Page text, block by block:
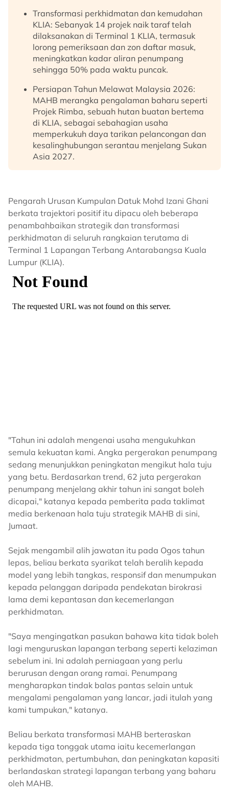
Transformasi perkhidmatan dan kemudahan
KLIA: Sebanyak 14 projek naik taraf telah
dilaksanakan di Terminal 1 KLIA, termasuk
lorong pemeriksaan dan zon daftar masuk,
meningkatkan kadar aliran penumpang
sehingga 50% pada waktu puncak.
Persiapan Tahun Melawat Malaysia 2026:
MAHB merangka pengalaman baharu seperti
Projek Rimba, sebuah hutan buatan bertema
di KLIA, sebagai sebahagian usaha
memperkukuh daya tarikan pelancongan dan
kesalinghubungan serantau menjelang Sukan
Asia 2027.
Pengarah Urusan Kumpulan Datuk Mohd Izani Ghani
berkata trajektori positif itu dipacu oleh beberapa
penambahbaikan strategik dan transformasi
perkhidmatan di seluruh rangkaian terutama di
Terminal 1 Lapangan Terbang Antarabangsa Kuala
Lumpur (KLIA).
"Tahun ini adalah mengenai usaha mengukuhkan
semula kekuatan kami. Angka pergerakan penumpang
sedang menunjukkan peningkatan mengikut hala tuju
yang betu. Berdasarkan trend, 62 juta pergerakan
penumpang menjelang akhir tahun ini sangat boleh
dicapai," katanya kepada pemberita pada taklimat
media berkenaan hala tuju strategik MAHB di sini,
Jumaat.
Sejak mengambil alih jawatan itu pada Ogos tahun
lepas, beliau berkata syarikat telah beralih kepada
model yang lebih tangkas, responsif dan menumpukan
kepada pelanggan daripada pendekatan birokrasi
lama demi kepantasan dan kecemerlangan
perkhidmatan.
"Saya mengingatkan pasukan bahawa kita tidak boleh
lagi menguruskan lapangan terbang seperti kelaziman
sebelum ini. Ini adalah perniagaan yang perlu
berurusan dengan orang ramai. Penumpang
mengharapkan tindak balas pantas selain untuk
mengalami pengalaman yang lancar, jadi itulah yang
kami tumpukan," katanya.
Beliau berkata transformasi MAHB berteraskan
kepada tiga tonggak utama iaitu kecemerlangan
perkhidmatan, pertumbuhan, dan peningkatan kapasiti
berlandaskan strategi lapangan terbang yang baharu
oleh MAHB.